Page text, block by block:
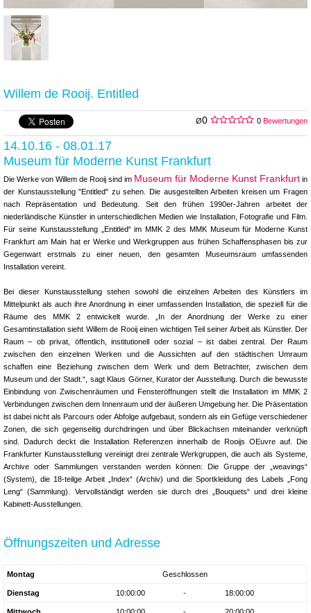
Willem de Rooij. Entitled
Ø0 0 Bewertungen
14.10.16 - 08.01.17
Museum für Moderne Kunst Frankfurt
Die Werke von Willem de Rooij sind im Museum für Moderne Kunst Frankfurt in
der Kunstausstellung "Entitled" zu sehen. Die ausgestellten Arbeiten kreisen um Fragen
nach Repräsentation und Bedeutung. Seit den frühen 1990er-Jahren arbeitet der
niederländische Künstler in unterschiedlichen Medien wie Installation, Fotografie und Film.
Für seine Kunstausstellung „Entitled“ im MMK 2 des MMK Museum für Moderne Kunst
Frankfurt am Main hat er Werke und Werkgruppen aus frühen Schaffensphasen bis zur
Gegenwart erstmals zu einer neuen, den gesamten Museumsraum umfassenden
Installation vereint.
Bei dieser Kunstausstellung stehen sowohl die einzelnen Arbeiten des Künstlers im
Mittelpunkt als auch ihre Anordnung in einer umfassenden Installation, die speziell für die
Räume des MMK 2 entwickelt wurde. „In der Anordnung der Werke zu einer
Gesamtinstallation sieht Willem de Rooij einen wichtigen Teil seiner Arbeit als Künstler. Der
Raum – ob privat, öffentlich, institutionell oder sozial – ist dabei zentral. Der Raum
zwischen den einzelnen Werken und die Aussichten auf den städtischen Umraum
schaffen eine Beziehung zwischen dem Werk und dem Betrachter, zwischen dem
Museum und der Stadt.“, sagt Klaus Görner, Kurator der Ausstellung. Durch die bewusste
Einbindung von Zwischenräumen und Fensteröffnungen stellt die Installation im MMK 2
Verbindungen zwischen dem Innenraum und der äußeren Umgebung her. Die Präsentation
ist dabei nicht als Parcours oder Abfolge aufgebaut, sondern als ein Gefüge verschiedener
Zonen, die sich gegenseitig durchdringen und über Blickachsen miteinander verknüpft
sind. Dadurch deckt die Installation Referenzen innerhalb de Rooijs OEuvre auf. Die
Frankfurter Kunstausstellung vereinigt drei zentrale Werkgruppen, die auch als Systeme,
Archive oder Sammlungen verstanden werden können: Die Gruppe der „weavings“
(System), die 18-teilge Arbeit „Index“ (Archiv) und die Sportkleidung des Labels „Fong
Leng“ (Sammlung). Vervollständigt werden sie durch drei „Bouquets“ und drei kleine
Kabinett-Ausstellungen.
Öffnungszeiten und Adresse
Montag Geschlossen
Dienstag 10:00:00 - 18:00:00